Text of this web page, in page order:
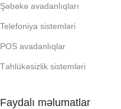
Şəbəkə avadanlıqları
Telefoniya sistemləri
POS avadanlıqlar
Təhlükəsizlik sistemləri
Faydalı məlumatlar